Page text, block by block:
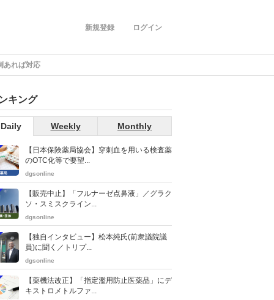
ログイン
新規登録
あれば対応
キング
Daily Weekly Monthly
【日本保険薬局協会】穿刺血を用いる検査薬
のOTC化等で要望...
dgsonline
【販売中止】「フルナーゼ点鼻液」／グラク
ソ・スミスクライン...
dgsonline
【独自インタビュー】松本純氏(前衆議院議
員)に聞く／トリプ...
dgsonline
【薬機法改正】「指定濫用防止医薬品」にデ
キストロメトルファ...